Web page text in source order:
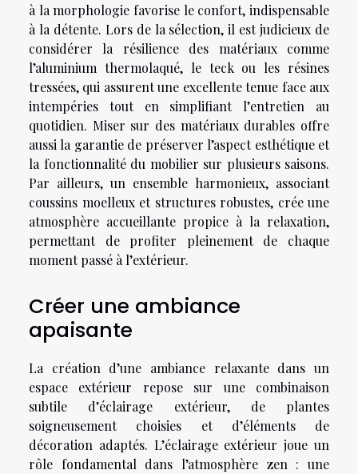
à la morphologie favorise le confort, indispensable
à la détente. Lors de la sélection, il est judicieux de
considérer la résilience des matériaux comme
l’aluminium thermolaqué, le teck ou les résines
tressées, qui assurent une excellente tenue face aux
intempéries tout en simplifiant l’entretien au
quotidien. Miser sur des matériaux durables offre
aussi la garantie de préserver l’aspect esthétique et
la fonctionnalité du mobilier sur plusieurs saisons.
Par ailleurs, un ensemble harmonieux, associant
coussins moelleux et structures robustes, crée une
atmosphère accueillante propice à la relaxation,
permettant de profiter pleinement de chaque
moment passé à l’extérieur.
Créer une ambiance
apaisante
La création d’une ambiance relaxante dans un
espace extérieur repose sur une combinaison
subtile d’éclairage extérieur, de plantes
soigneusement choisies et d’éléments de
décoration adaptés. L’éclairage extérieur joue un
rôle fondamental dans l’atmosphère zen : une